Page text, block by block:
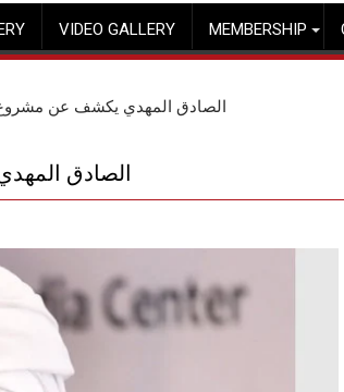
VIDEO GALLERY MEMBERSHIP
الصادق المهدي يكشف عن مشروع
الصادق